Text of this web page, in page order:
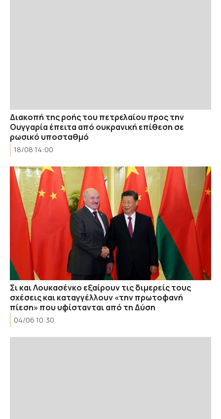
Διακοπή της ροής του πετρελαίου προς την
Ουγγαρία έπειτα από ουκρανική επίθεση σε
ρωσικό υποσταθμό
18/08 14:00
Σι και Λουκασένκο εξαίρουν τις διμερείς τους
σχέσεις και καταγγέλλουν «την πρωτοφανή
πίεση» που υφίστανται από τη Δύση
04/06 10:30